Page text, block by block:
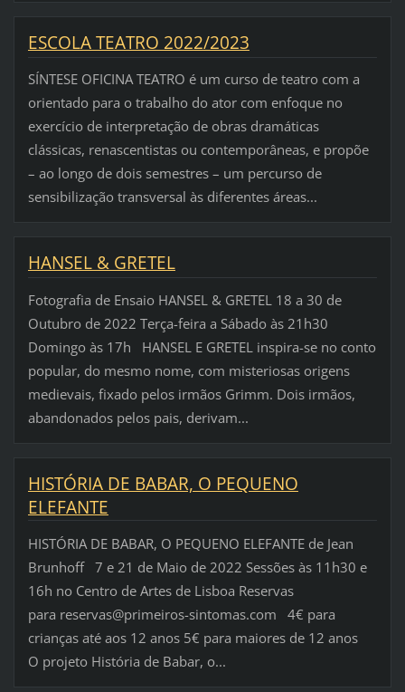
ESCOLA TEATRO 2022/2023
SÍNTESE OFICINA TEATRO é um curso de teatro com a
orientado para o trabalho do ator com enfoque no
exercício de interpretação de obras dramáticas
clássicas, renascentistas ou contemporâneas, e propõe
– ao longo de dois semestres – um percurso de
sensibilização transversal às diferentes áreas...
HANSEL & GRETEL
Fotografia de Ensaio HANSEL & GRETEL 18 a 30 de
Outubro de 2022 Terça-feira a Sábado às 21h30
Domingo às 17h HANSEL E GRETEL inspira-se no conto
popular, do mesmo nome, com misteriosas origens
medievais, fixado pelos irmãos Grimm. Dois irmãos,
abandonados pelos pais, derivam...
HISTÓRIA DE BABAR, O PEQUENO
ELEFANTE
HISTÓRIA DE BABAR, O PEQUENO ELEFANTE de Jean
Brunhoff 7 e 21 de Maio de 2022 Sessões às 11h30 e
16h no Centro de Artes de Lisboa Reservas
para reservas@primeiros-sintomas.com 4€ para
crianças até aos 12 anos 5€ para maiores de 12 anos
O projeto História de Babar, o...